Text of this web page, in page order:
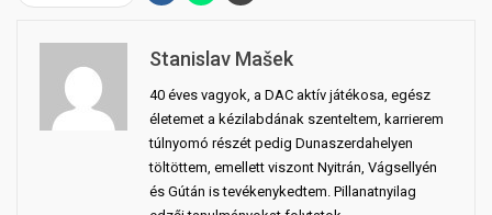
Stanislav Mašek
40 éves vagyok, a DAC aktív játékosa, egész
életemet a kézilabdának szenteltem, karrierem
túlnyomó részét pedig Dunaszerdahelyen
töltöttem, emellett viszont Nyitrán, Vágsellyén
és Gútán is tevékenykedtem. Pillanatnyilag